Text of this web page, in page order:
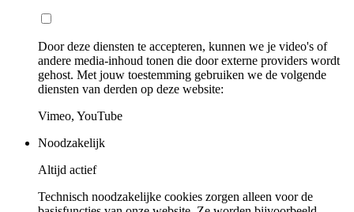
Door deze diensten te accepteren, kunnen we je video's of
andere media-inhoud tonen die door externe providers wordt
gehost. Met jouw toestemming gebruiken we de volgende
diensten van derden op deze website:
Vimeo, YouTube
Noodzakelijk
Altijd actief
Technisch noodzakelijke cookies zorgen alleen voor de